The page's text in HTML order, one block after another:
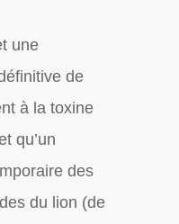
une
de
à la toxine
qu’un
des
du lion (de